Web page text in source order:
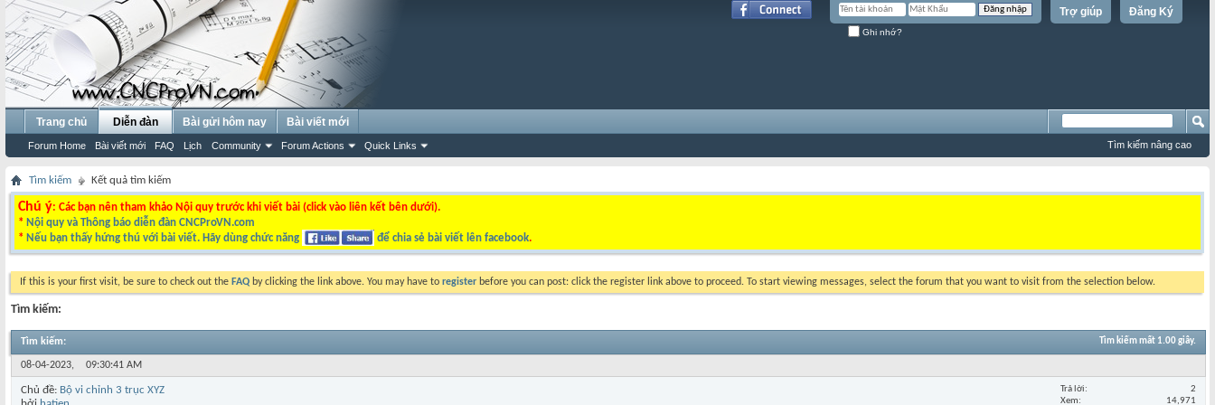
Đăng Ký
Trợ giúp
Ghi nhớ?
Trang chủ Diễn đàn
Forum Home Bài viết mới FAQ Lịch Community Forum Actions Quick Links
Bài gửi hôm nay Bài viết mới
Tìm kiếm nâng cao
Tìm kiếm Kết quả tìm kiếm
Chú ý: Các bạn nên tham khảo Nội quy trước khi viết bài (click vào liên kết bên dưới).
* Nội quy và Thông báo diễn đàn CNCProVN.com
* Nếu bạn thấy hứng thú với bài viết. Hãy dùng chức năng để chia sẻ bài viết lên facebook.
If this is your first visit, be sure to check out the FAQ by clicking the link above. You may have to register before you can post: click the register link above to proceed. To start viewing messages, select the forum that you want to visit from the selection below.
Tìm kiếm:
Tìm kiếm: Tìm kiếm mất 1.00giây.
08-04-2023, 09:30:41 AM
Chủ đề: Bộ vi chỉnh 3 trục XYZ
Trả lời
2
Xem
14,971